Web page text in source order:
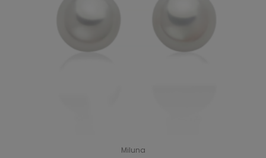
Miluna